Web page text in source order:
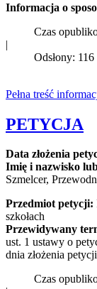
Informacja o
Czas
|
Odsłony: 116
Pełna treść
PETYCJA
Data złożenia
Imię i nazwisko
Szmelcer,
Przedmiot petycji:
szkołach
Przewidywany
ust. 1 ustawy o
dnia złożenia
Czas